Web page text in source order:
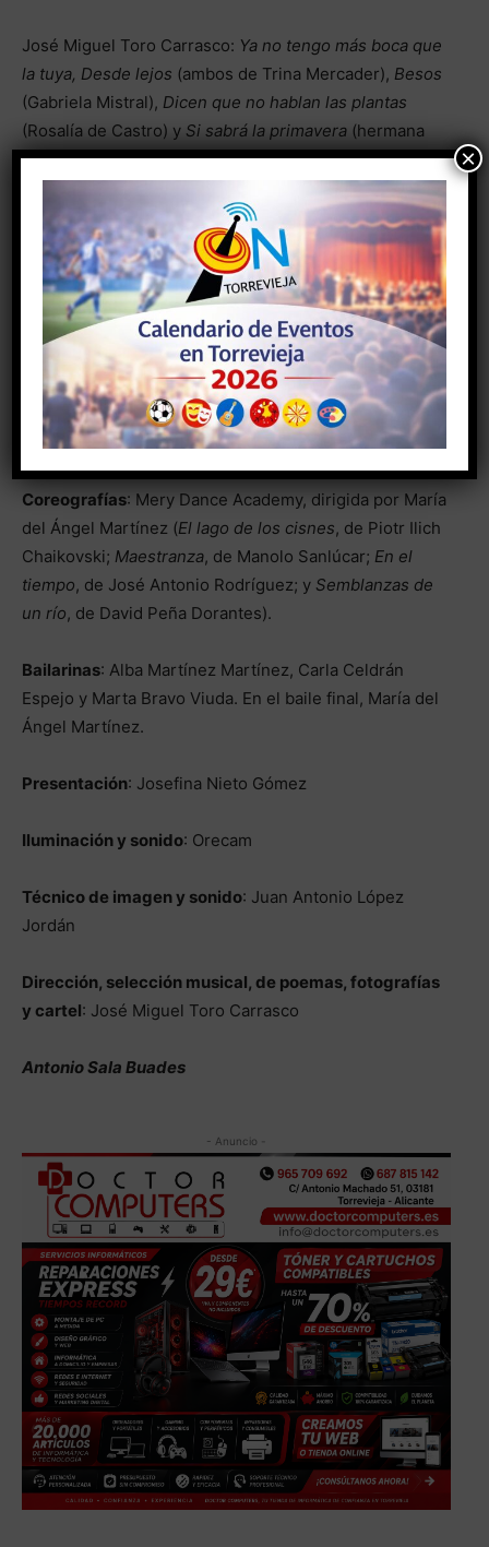
José Miguel Toro Carrasco: Ya no tengo más boca que
la tuya, Desde lejos (ambos de Trina Mercader), Besos
(Gabriela Mistral), Dicen que no hablan las plantas
(Rosalía de Castro) y Si sabrá la primavera (hermana
sor Lucía de Antequera).
Francisco Oliveros Jiménez:El mañana efímero
(Antonio Machado), Un signo… ¡Quiero un signo!(León
Felipe),La vida es sueño(Pedro Calderón de la Barca)
¿Dónde está Dios?(León Felipe).
Andrés Iglesias Castelao:Temblor por España(José
Antonio Iglesias),Para que yo me llame Ángel González
(Ángel González),A… mi… madre(Manuel Tirado y
Andrés Iglesias) yAutorretrato(León Felipe).
Coreografías: Mery Dance Academy, dirigida por María
del Ángel Martínez (El lago de los cisnes, de Piotr Ilich
Chaikovski; Maestranza, de Manolo Sanlúcar; En el
tiempo, de José Antonio Rodríguez; y Semblanzas de
un río, de David Peña Dorantes).
Bailarinas: Alba Martínez Martínez, Carla Celdrán
Espejo y Marta Bravo Viuda. En el baile final, María del
Ángel Martínez.
Presentación: Josefina Nieto Gómez
Iluminación y sonido: Orecam
Técnico de imagen y sonido: Juan Antonio López
Jordán
Dirección, selección musical, de poemas, fotografías
y cartel: José Miguel Toro Carrasco
Antonio Sala Buades
- Anuncio -
×